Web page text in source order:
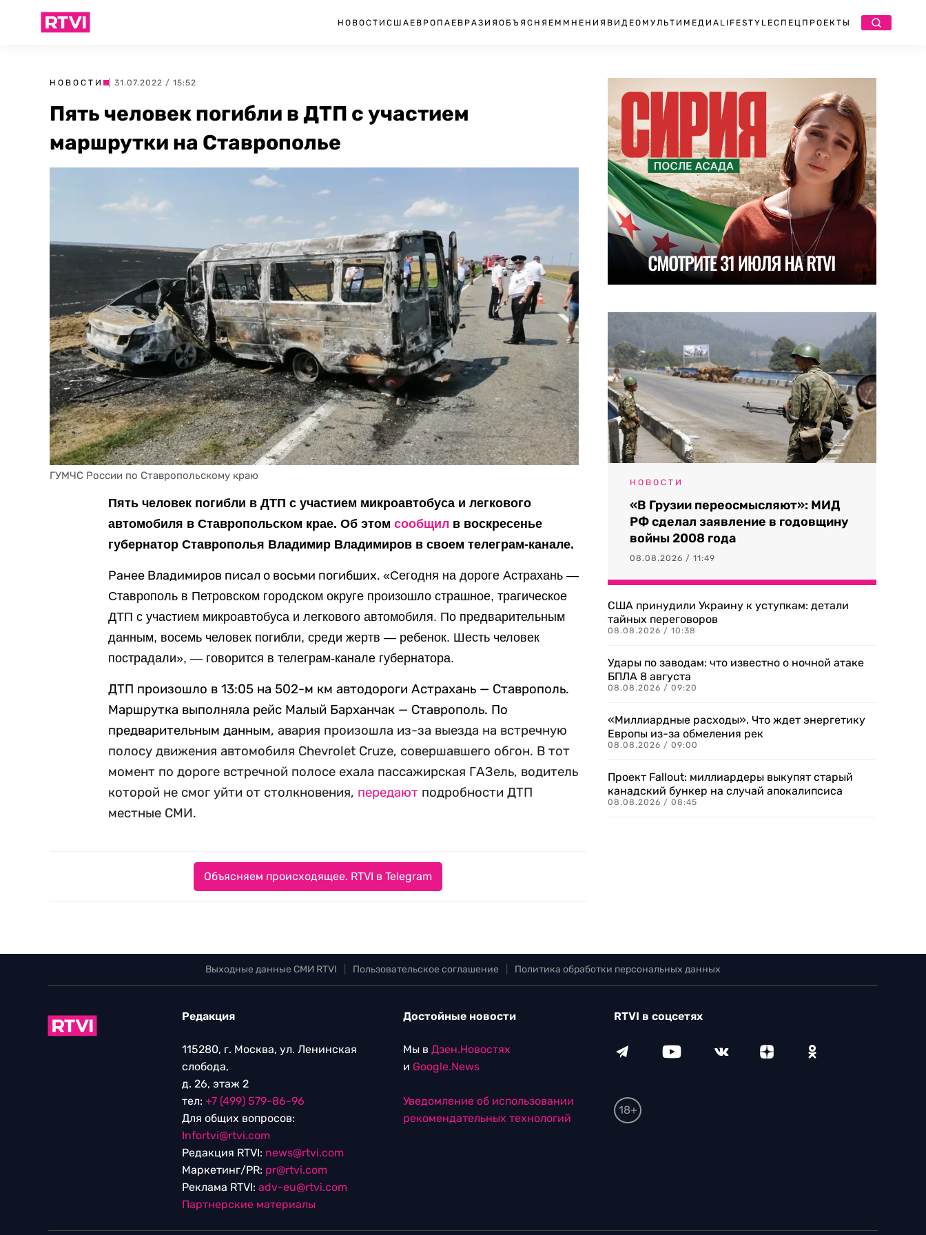
НОВОСТИ США ЕВРОПА ЕВРАЗИЯ ОБЪЯСНЯЕМ МНЕНИЯ ВИДЕО МУЛЬТИМЕДИА LIFESTYLEСПЕЦПРОЕКТЫ
НОВОСТИ | 31.07.2022 / 15:52
Пять человек погибли в ДТП с участием
маршрутки на Ставрополье
ГУМЧС России по Ставропольскому краю
Пять человек погибли в ДТП с участием микроавтобуса и легкового
автомобиля в Ставропольском крае. Об этомсообщил в воскресенье
губернатор Ставрополья Владимир Владимиров в своем телеграм-канале.
Ранее Владимиров писал о восьми погибших.«Сегодня на дороге Астрахань —
Ставрополь в Петровском городском округе произошло страшное, трагическое
ДТП с участием микроавтобуса и легкового автомобиля. По предварительным
данным, восемь человек погибли, среди жертв — ребенок. Шесть человек
пострадали», — говорится в телеграм-канале губернатора.
ДТП произошло в 13:05 на 502-м км автодороги Астрахань — Ставрополь.
Маршрутка выполняла рейс Малый Барханчак — Ставрополь. По
предварительным данным,авария произошла из-за выезда на встречную
полосу движения автомобиля Chevrolet Cruze, совершавшего обгон. В тот
момент по дороге встречной полосе ехала пассажирская ГАЗель, водитель
которой не смог уйти от столкновения, передают подробности ДТП
местные СМИ.
Объясняем происходящее. RTVI в Telegram
НОВОСТИ
«В Грузии переосмысляют»: МИД
РФ сделал заявление в годовщину
войны 2008 года
08.08.2026 / 11:49
США принудили Украину к уступкам: детали
тайных переговоров
08.08.2026 / 10:38
Удары по заводам: что известно о ночной атаке
БПЛА 8 августа
08.08.2026 / 09:20
«Миллиардные расходы». Что ждет энергетику
Европы из-за обмеления рек
08.08.2026 / 09:00
Проект Fallout: миллиардеры выкупят старый
канадский бункер на случай апокалипсиса
08.08.2026 / 08:45
Выходные данные СМИ RTVI Пользовательское соглашение Политика обработки персональных данных
Редакция
115280, г. Москва, ул. Ленинская
слобода,
д. 26, этаж 2
тел: +7 (499) 579-86-96
Для общих вопросов:
Infortvi@rtvi.com
Редакция RTVI: news@rtvi.com
Маркетинг/PR: pr@rtvi.com
Реклама RTVI: adv-eu@rtvi.com
Партнерские материалы
Достойные новости
Мы в Дзен.Новостях
и Google.News
Уведомление об использовании
рекомендательных технологий
RTVI в соцсетях
18+